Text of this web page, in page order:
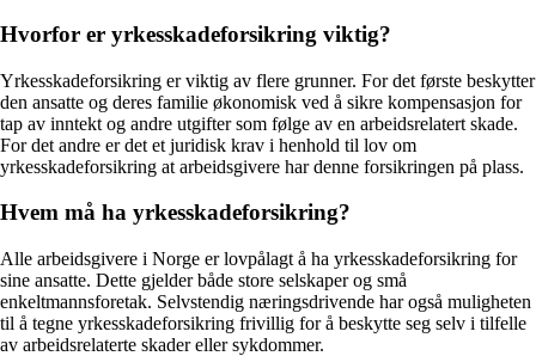
Hvorfor er yrkesskadeforsikring viktig?
Yrkesskadeforsikring er viktig av flere grunner. For det første beskytter
den ansatte og deres familie økonomisk ved å sikre kompensasjon for
tap av inntekt og andre utgifter som følge av en arbeidsrelatert skade.
For det andre er det et juridisk krav i henhold til lov om
yrkesskadeforsikring at arbeidsgivere har denne forsikringen på plass.
Hvem må ha yrkesskadeforsikring?
Alle arbeidsgivere i Norge er lovpålagt å ha yrkesskadeforsikring for
sine ansatte. Dette gjelder både store selskaper og små
enkeltmannsforetak. Selvstendig næringsdrivende har også muligheten
til å tegne yrkesskadeforsikring frivillig for å beskytte seg selv i tilfelle
av arbeidsrelaterte skader eller sykdommer.